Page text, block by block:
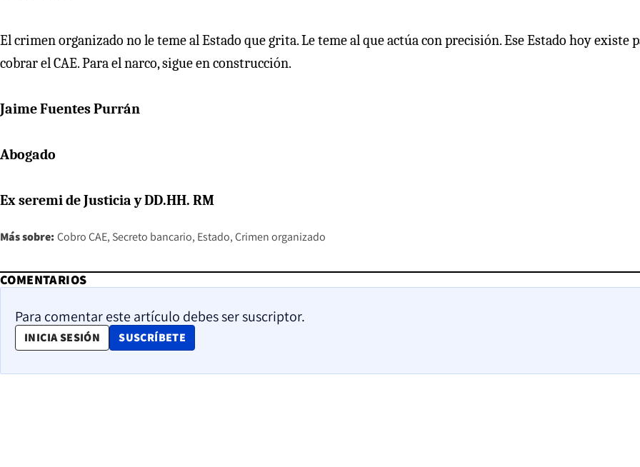
El crimen organizado no le teme al Estado que grita. Le teme al que actúa con precisión. Ese Estado hoy existe
cobrar el CAE. Para el narco, sigue en construcción.
Jaime Fuentes Purrán
Abogado
Ex seremi de Justicia y DD.HH. RM
Más sobre: Cobro CAE Secreto bancario Estado Crimen organizado
COMENTARIOS
Para comentar este artículo debes ser suscriptor.
INICIA SESIÓN SUSCRÍBETE
OPENS IN NEW WINDOW